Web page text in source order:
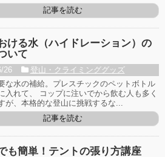
記事を読む
ける水（ハイドレーション）の
いて
26
登山・クライミンググッズ
な水の補給。プレスチックのペットボトル
入れて、 コップに注いでから飲む人も多く
が、本格的な登山に挑戦するな...
記事を読む
も簡単！テントの張り方講座